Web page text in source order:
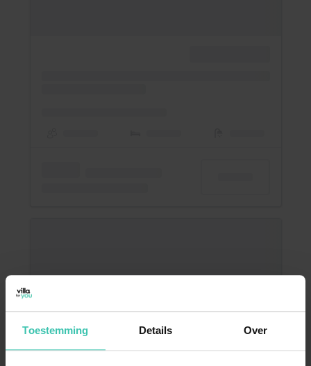
Toestemming Details Over